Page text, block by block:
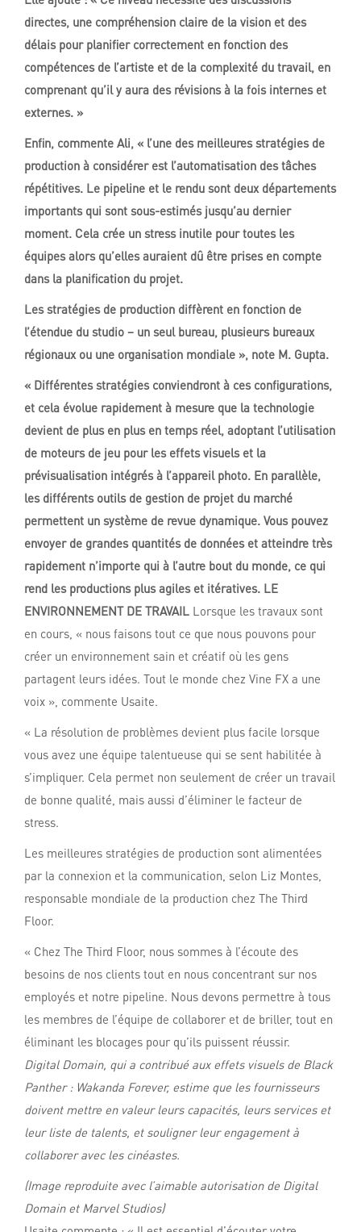
directes, une compréhension claire de la vision et des
délais pour planifier correctement en fonction des
compétences de l’artiste et de la complexité du travail, en
comprenant qu’il y aura des révisions à la fois internes et
externes. »
Enfin, commente Ali, « l’une des meilleures stratégies de
production à considérer est l’automatisation des tâches
répétitives. Le pipeline et le rendu sont deux départements
importants qui sont sous-estimés jusqu’au dernier
moment. Cela crée un stress inutile pour toutes les
équipes alors qu’elles auraient dû être prises en compte
dans la planification du projet.
Les stratégies de production diffèrent en fonction de
l’étendue du studio – un seul bureau, plusieurs bureaux
régionaux ou une organisation mondiale », note M. Gupta.
« Différentes stratégies conviendront à ces configurations,
et cela évolue rapidement à mesure que la technologie
devient de plus en plus en temps réel, adoptant l’utilisation
de moteurs de jeu pour les effets visuels et la
prévisualisation intégrés à l’appareil photo. En parallèle,
les différents outils de gestion de projet du marché
permettent un système de revue dynamique. Vous pouvez
envoyer de grandes quantités de données et atteindre très
rapidement n’importe qui à l’autre bout du monde, ce qui
rend les productions plus agiles et itératives. LE
ENVIRONNEMENT DE TRAVAIL Lorsque les travaux sont
en cours, « nous faisons tout ce que nous pouvons pour
créer un environnement sain et créatif où les gens
partagent leurs idées. Tout le monde chez Vine FX a une
voix », commente Usaite.
« La résolution de problèmes devient plus facile lorsque
vous avez une équipe talentueuse qui se sent habilitée à
s’impliquer. Cela permet non seulement de créer un travail
de bonne qualité, mais aussi d’éliminer le facteur de
stress.
Les meilleures stratégies de production sont alimentées
par la connexion et la communication, selon Liz Montes,
responsable mondiale de la production chez The Third
Floor.
« Chez The Third Floor, nous sommes à l’écoute des
besoins de nos clients tout en nous concentrant sur nos
employés et notre pipeline. Nous devons permettre à tous
les membres de l’équipe de collaborer et de briller, tout en
éliminant les blocages pour qu’ils puissent réussir.
Digital Domain, qui a contribué aux effets visuels de Black
Panther : Wakanda Forever, estime que les fournisseurs
doivent mettre en valeur leurs capacités, leurs services et
leur liste de talents, et souligner leur engagement à
collaborer avec les cinéastes.
(Image reproduite avec l’aimable autorisation de Digital
Domain et Marvel Studios)